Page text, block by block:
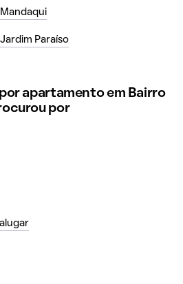
Paraíso
apartamento em Bairro
por